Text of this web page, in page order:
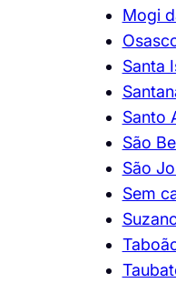
Mogi
Santa
Santo
São
São
Sem